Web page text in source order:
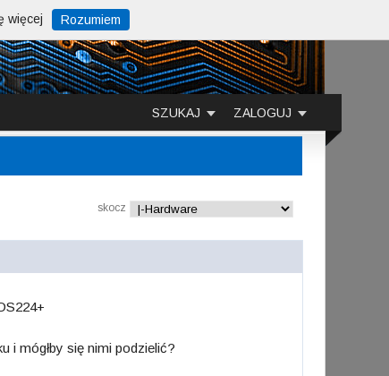
ZALOGUJ
SZUKAJ
skocz
i mógłby się nimi podzielić?
więcej Rozumiem